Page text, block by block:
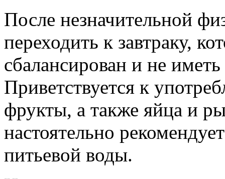
После незначительной
переходить к завтраку,
сбалансирован и не
Приветствуется к
фрукты, а также яйца и
настоятельно
питьевой воды.